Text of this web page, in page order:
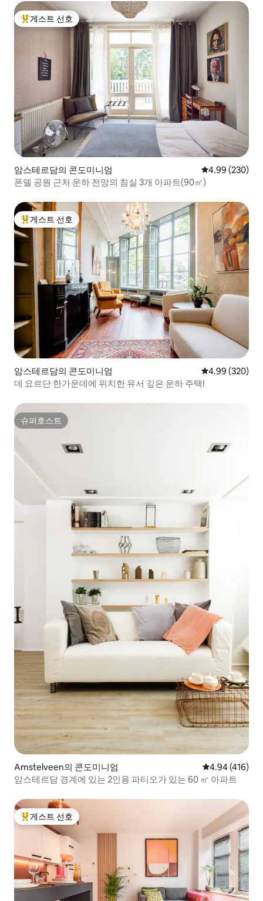
상위 게스트 선호
게스트 선호
암스테르담의 콘도미니엄 평점 4.99점(5
4.99 (230)
폰델 공원 근처 운하 전망의 침실 3개 아파트(90㎡)
상위 게스트 선호
게스트 선호
암스테르담의 콘도미니엄 평점 4.99점(5
4.99 (320)
데 요르단 한가운데에 위치한 유서 깊은 운하 주택!
슈퍼호스트
슈퍼호스트
Amstelveen의 콘도미니엄 평점 4.94점(5
4.94 (416)
암스테르담 경계에 있는 2인용 파티오가 있는 60 ㎡ 아파트
상위 게스트 선호
게스트 선호